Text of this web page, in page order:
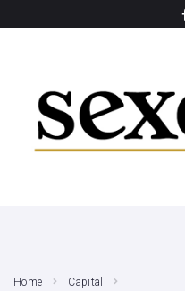
Home
Capital
SEARCH THIS WEBSITE